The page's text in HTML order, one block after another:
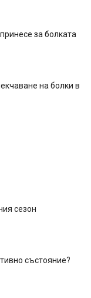
за болката
на болки в
сезон
състояние?